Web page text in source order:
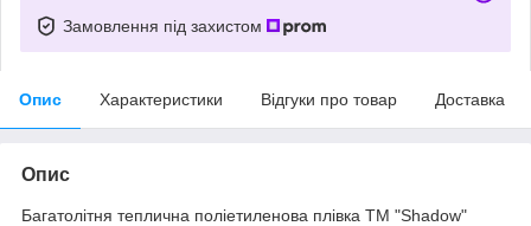
Замовлення під захистом
Опис Характеристики Відгуки про товар Доставка
Опис
Багатолітня теплична поліетиленова плівка ТМ "Shadow"